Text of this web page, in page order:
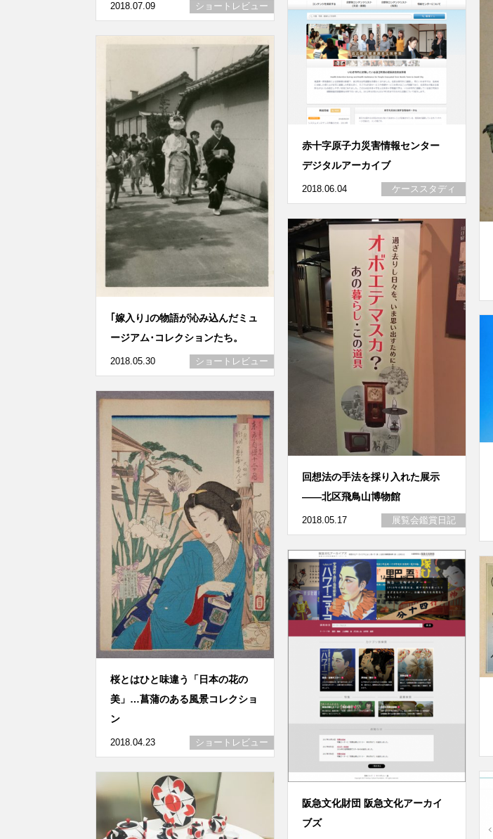
2018.07.09 ショートレビュー
赤十字原子力災害情報センター
デジタルアーカイブ
2018.06.04 ケーススタディ
｢嫁入り｣の物語が沁み込んだミュ
ージアム･コレクションたち。
2018.05.30 ショートレビュー
回想法の手法を採り入れた展示
――北区飛鳥山博物館
2018.05.17 展覧会鑑賞日記
桜とはひと味違う「日本の花の
美」…菖蒲のある風景コレクショ
ン
2018.04.23 ショートレビュー
阪急文化財団 阪急文化アーカイ
ブズ